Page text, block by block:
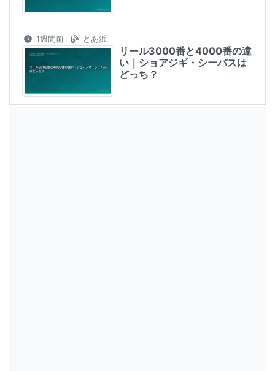
1週間前 とあ浜
リール3000番と4000番の違
い｜ショアジギ・シーバスは
どっち？